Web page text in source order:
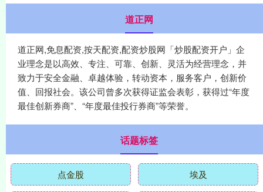
道正网
道正网,免息配资,按天配资,配资炒股网「炒股配资开户」企
业理念是以高效、专注、可靠、创新、灵活为经营理念，并
致力于安全金融、卓越体验，转动资本，服务客户，创新价
值、回报社会。该公司曾多次获得证监会表彰，获得过“年度
最佳创新券商”、“年度最佳投行券商”等荣誉。
话题标签
点金股 埃及